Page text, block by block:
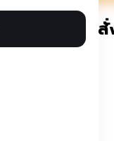
ประชาชน
Smart
ติดต่อ